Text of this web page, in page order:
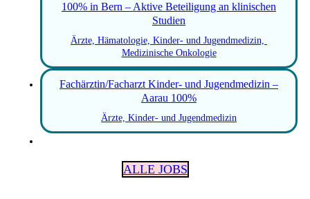
100% in Bern – Aktive Beteiligung an klinischen
Studien
Ärzte, Hämatologie, Kinder- und Jugendmedizin,
Medizinische Onkologie
Fachärztin/Facharzt Kinder- und Jugendmedizin –
Aarau 100%
Ärzte, Kinder- und Jugendmedizin
ALLE JOBS